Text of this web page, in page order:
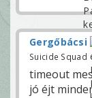
Gergőbácsi
Suicide Squad
timeout
jó éjt